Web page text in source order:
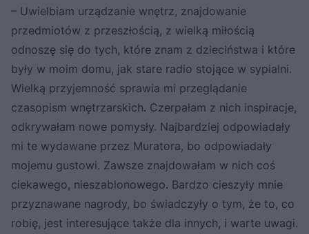
– Uwielbiam urządzanie wnętrz, znajdowanie
przedmiotów z przeszłością, z wielką miłością
odnoszę się do tych, które znam z dzieciństwa i które
były w moim domu, jak stare radio stojące w sypialni.
Wielką przyjemność sprawia mi przeglądanie
czasopism wnętrzarskich. Czerpałam z nich inspiracje,
odkrywałam nowe pomysły. Najbardziej odpowiadały
mi te wydawane przez Muratora, bo odpowiadały
mojemu gustowi. Zawsze znajdowałam w nich coś
ciekawego, nieszablonowego. Bardzo cieszyły mnie
przyznawane nagrody, bo świadczyły o tym, że to, co
robię, jest interesujące także dla innych, i warte uwagi.